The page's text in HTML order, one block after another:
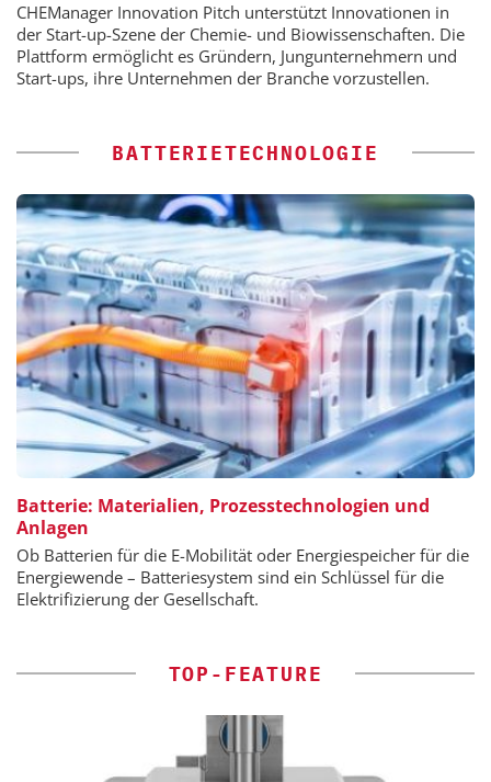
CHEManager Innovation Pitch unterstützt Innovationen in
der Start-up-Szene der Chemie- und Biowissenschaften. Die
Plattform ermöglicht es Gründern, Jungunternehmern und
Start-ups, ihre Unternehmen der Branche vorzustellen.
BATTERIETECHNOLOGIE
Batterie: Materialien, Prozesstechnologien und
Anlagen
Ob Batterien für die E-Mobilität oder Energiespeicher für die
Energiewende – Batteriesystem sind ein Schlüssel für die
Elektrifizierung der Gesellschaft.
TOP-FEATURE